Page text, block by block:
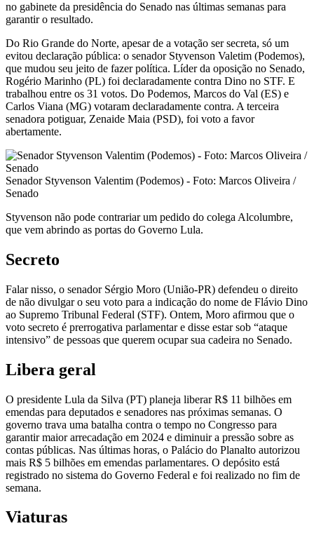
no gabinete da presidência do Senado nas últimas semanas para
garantir o resultado.
Do Rio Grande do Norte, apesar de a votação ser secreta, só um
evitou declaração pública: o senador Styvenson Valetim (Podemos),
que mudou seu jeito de fazer política. Líder da oposição no Senado,
Rogério Marinho (PL) foi declaradamente contra Dino no STF. E
trabalhou entre os 31 votos. Do Podemos, Marcos do Val (ES) e
Carlos Viana (MG) votaram declaradamente contra. A terceira
senadora potiguar, Zenaide Maia (PSD), foi voto a favor
abertamente.
Senador Styvenson Valentim (Podemos) - Foto: Marcos Oliveira /
Senado
Styvenson não pode contrariar um pedido do colega Alcolumbre,
que vem abrindo as portas do Governo Lula.
Secreto
Falar nisso, o senador Sérgio Moro (União-PR) defendeu o direito
de não divulgar o seu voto para a indicação do nome de Flávio Dino
ao Supremo Tribunal Federal (STF). Ontem, Moro afirmou que o
voto secreto é prerrogativa parlamentar e disse estar sob “ataque
intensivo” de pessoas que querem ocupar sua cadeira no Senado.
Libera geral
O presidente Lula da Silva (PT) planeja liberar R$ 11 bilhões em
emendas para deputados e senadores nas próximas semanas. O
governo trava uma batalha contra o tempo no Congresso para
garantir maior arrecadação em 2024 e diminuir a pressão sobre as
contas públicas. Nas últimas horas, o Palácio do Planalto autorizou
mais R$ 5 bilhões em emendas parlamentares. O depósito está
registrado no sistema do Governo Federal e foi realizado no fim de
semana.
Viaturas